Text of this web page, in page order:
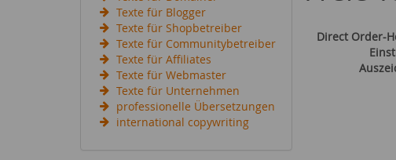
Texte für Blogger
Texte für Shopbetreiber
Texte für Communitybetreiber
Texte für Affiliates
Texte für Webmaster
Texte für Unternehmen
professionelle Übersetzungen
international copywriting
Direct Order-